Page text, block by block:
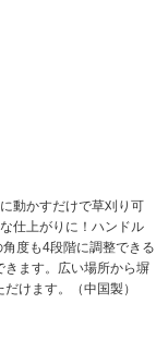
動かすだけで草刈り可
仕上がりに！ハンドル
度も4段階に調整できる
ます。広い場所から塀
けます。（中国製）